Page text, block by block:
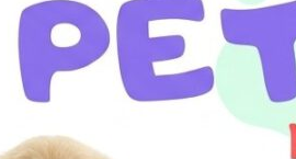
ponad 1m długości Statek
wewnętrzne...